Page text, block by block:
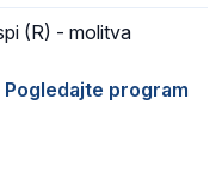
(R) - molitva
Pogledajte program